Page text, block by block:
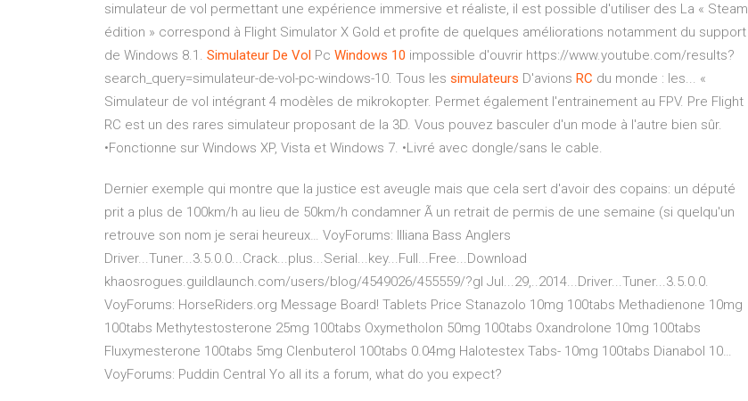
simulateur de vol permettant une expérience immersive et réaliste, il est possible d'utiliser des La « Steam
édition » correspond à Flight Simulator X Gold et profite de quelques améliorations notamment du support
de Windows 8.1. Simulateur De Vol Pc Windows 10 impossible d'ouvrir https://www.youtube.com/results?
search_query=simulateur-de-vol-pc-windows-10. Tous les simulateurs D'avions RC du monde : les... «
Simulateur de vol intégrant 4 modèles de mikrokopter. Permet également l'entrainement au FPV. Pre Flight
RC est un des rares simulateur proposant de la 3D. Vous pouvez basculer d'un mode à l'autre bien sûr.
•Fonctionne sur Windows XP, Vista et Windows 7. •Livré avec dongle/sans le cable.
Dernier exemple qui montre que la justice est aveugle mais que cela sert d'avoir des copains: un député
prit a plus de 100km/h au lieu de 50km/h condamner Ã un retrait de permis de une semaine (si quelqu'un
retrouve son nom je serai heureux… VoyForums: Illiana Bass Anglers
Driver...Tuner...3.5.0.0...Crack...plus...Serial...key...Full...Free...Download
khaosrogues.guildlaunch.com/users/blog/4549026/455559/?gl Jul...29,..2014...Driver...Tuner...3.5.0.0.
VoyForums: HorseRiders.org Message Board! Tablets Price Stanazolo 10mg 100tabs Methadienone 10mg
100tabs Methytestosterone 25mg 100tabs Oxymetholon 50mg 100tabs Oxandrolone 10mg 100tabs
Fluxymesterone 100tabs 5mg Clenbuterol 100tabs 0.04mg Halotestex Tabs- 10mg 100tabs Dianabol 10…
VoyForums: Puddin Central Yo all its a forum, what do you expect?